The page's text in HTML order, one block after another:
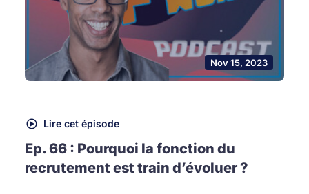
Nov 15, 2023
Lire cet épisode
Ep. 66 : Pourquoi la fonction du
recrutement est train d’évoluer ?